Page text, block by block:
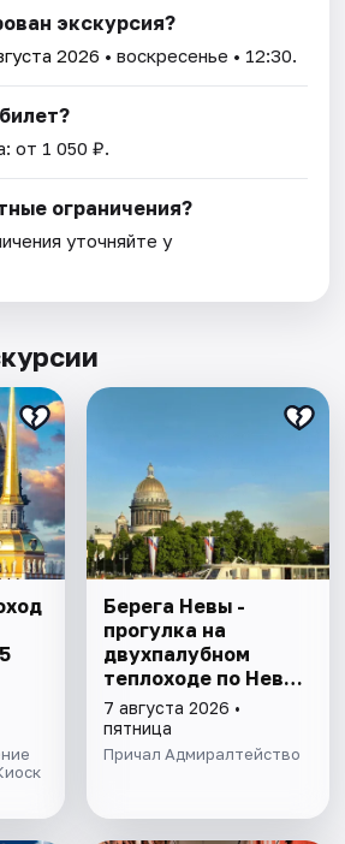
экскурсия?
2026 • воскресенье • 12:30.
от 1 050 ₽.
ограничения?
уточняйте у
Берега Невы -
прогулка на
двухпалубном
теплоходе по Неве
с подходом к
Финскому заливу
7 августа 2026 •
пятница
Причал Адмиралтейство